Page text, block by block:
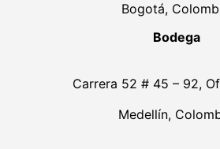
Bogotá,
Bodega
Carrera 52 # 45 – 92,
Medellín,